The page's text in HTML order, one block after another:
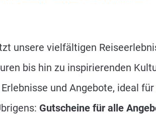
unsere vielfältigen
bis hin zu inspirierenden
und Angebote, ideal
Gutscheine für alle